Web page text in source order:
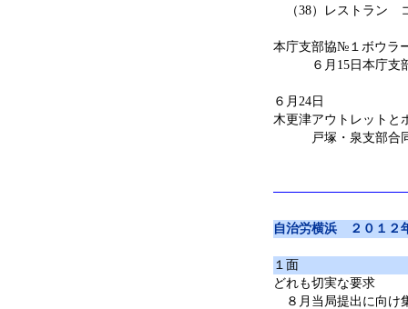
（38）レストラン
本庁支部協№１ボウラ
６月15日本庁支部
６月24日
木更津アウトレットと
戸塚・泉支部合同
自治労横浜 ２０１２
１面
どれも切実な要求
８月当局提出に向け